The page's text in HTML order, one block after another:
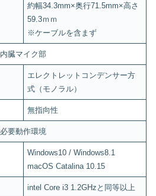
約幅34.3mm×奥行71.5mm×高さ
59.3ｍｍ
※ケーブルを含まず
内臓マイク部
エレクトレットコンデンサー方
式（モノラル）
無指向性
必要動作環境
Windows10 / Windows8.1
macOS Catalina 10.15
intel Core i3 1.2GHzと同等以上